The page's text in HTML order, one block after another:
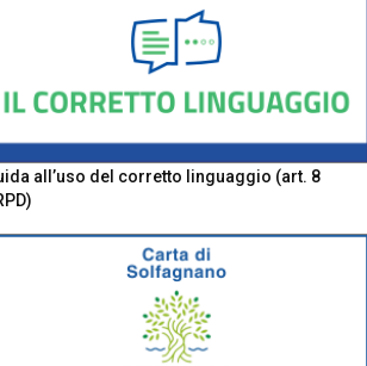
all’uso del corretto linguaggio (art. 8